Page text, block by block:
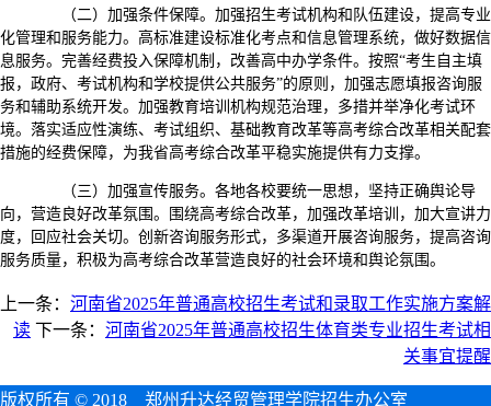
（二）加强条件保障。加强招生考试机构和队伍建设，提高专业
化管理和服务能力。高标准建设标准化考点和信息管理系统，做好数据信
息服务。完善经费投入保障机制，改善高中办学条件。按照“考生自主填
报，政府、考试机构和学校提供公共服务”的原则，加强志愿填报咨询服
务和辅助系统开发。加强教育培训机构规范治理，多措并举净化考试环
境。落实适应性演练、考试组织、基础教育改革等高考综合改革相关配套
措施的经费保障，为我省高考综合改革平稳实施提供有力支撑。
（三）加强宣传服务。各地各校要统一思想，坚持正确舆论导
向，营造良好改革氛围。围绕高考综合改革，加强改革培训，加大宣讲力
度，回应社会关切。创新咨询服务形式，多渠道开展咨询服务，提高咨询
服务质量，积极为高考综合改革营造良好的社会环境和舆论氛围。
上一条： 河南省2025年普通高校招生考试和录取工作实施方案解
读 下一条： 河南省2025年普通高校招生体育类专业招生考试相
关事宜提醒
版权所有 © 2018 郑州升达经贸管理学院招生办公室